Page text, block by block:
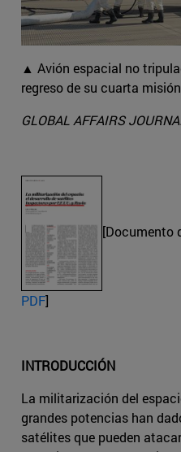
▲ Avión espacial no
regreso de su cuarta
GLOBAL AFFAIRS
[Documento
PDF]
INTRODUCCIÓN
La militarización del
grandes potencias han
satélites que pueden